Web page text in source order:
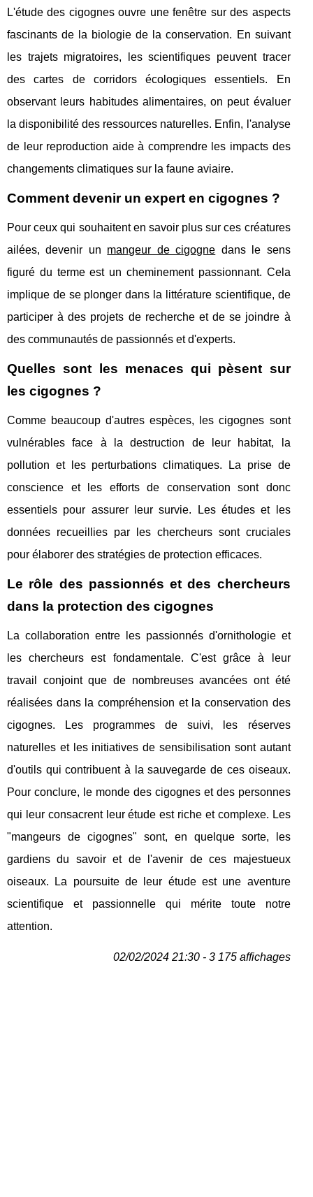
L'étude des cigognes ouvre une fenêtre sur des aspects
fascinants de la biologie de la conservation. En suivant
les trajets migratoires, les scientifiques peuvent tracer
des cartes de corridors écologiques essentiels. En
observant leurs habitudes alimentaires, on peut évaluer
la disponibilité des ressources naturelles. Enfin, l'analyse
de leur reproduction aide à comprendre les impacts des
changements climatiques sur la faune aviaire.
Comment devenir un expert en cigognes ?
Pour ceux qui souhaitent en savoir plus sur ces créatures
ailées, devenir un mangeur de cigogne dans le sens
figuré du terme est un cheminement passionnant. Cela
implique de se plonger dans la littérature scientifique, de
participer à des projets de recherche et de se joindre à
des communautés de passionnés et d'experts.
Quelles sont les menaces qui pèsent sur
les cigognes ?
Comme beaucoup d'autres espèces, les cigognes sont
vulnérables face à la destruction de leur habitat, la
pollution et les perturbations climatiques. La prise de
conscience et les efforts de conservation sont donc
essentiels pour assurer leur survie. Les études et les
données recueillies par les chercheurs sont cruciales
pour élaborer des stratégies de protection efficaces.
Le rôle des passionnés et des chercheurs
dans la protection des cigognes
La collaboration entre les passionnés d'ornithologie et
les chercheurs est fondamentale. C'est grâce à leur
travail conjoint que de nombreuses avancées ont été
réalisées dans la compréhension et la conservation des
cigognes. Les programmes de suivi, les réserves
naturelles et les initiatives de sensibilisation sont autant
d'outils qui contribuent à la sauvegarde de ces oiseaux.
Pour conclure, le monde des cigognes et des personnes
qui leur consacrent leur étude est riche et complexe. Les
"mangeurs de cigognes" sont, en quelque sorte, les
gardiens du savoir et de l'avenir de ces majestueux
oiseaux. La poursuite de leur étude est une aventure
scientifique et passionnelle qui mérite toute notre
attention.
02/02/2024 21:30 - 3 175 affichages